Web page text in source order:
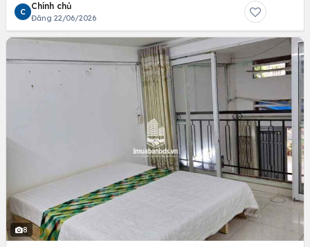
C
Chính chủ
Đăng 22/06/2026
8